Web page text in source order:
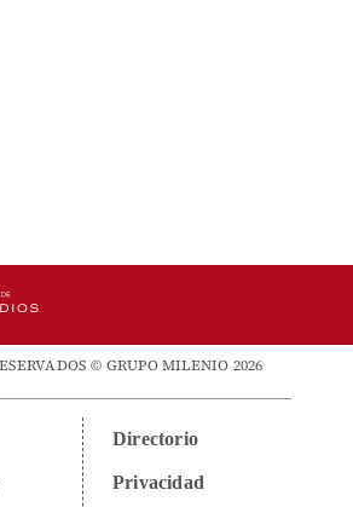
© GRUPO MILENIO 2026
Directorio
Privacidad